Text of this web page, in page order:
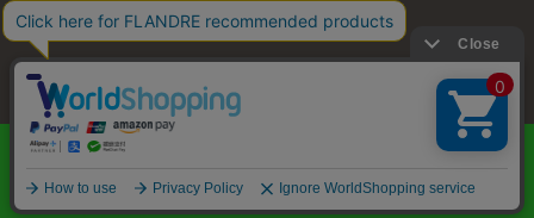
お問い合わせ 利用規約 プライバシーポリシー
特定商取引・古物営業法に基づく表示